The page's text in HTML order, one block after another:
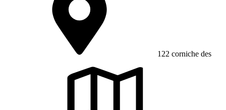
122 corniche des